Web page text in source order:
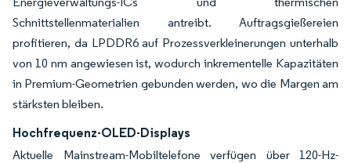
Schnittstellenmaterialien antreibt. Auftragsgießereien
profitieren, da LPDDR6 auf Prozessverkleinerungen unterhalb
von 10 nm angewiesen ist, wodurch inkrementelle Kapazitäten
in Premium-Geometrien gebunden werden, wo die Margen am
stärksten bleiben.
Hochfrequenz-OLED-Displays
Aktuelle Mainstream-Mobiltelefone verfügen über 120-Hz-